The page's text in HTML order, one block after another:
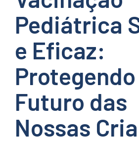
Pediátrica
e Eficaz:
Futuro das
Nossas